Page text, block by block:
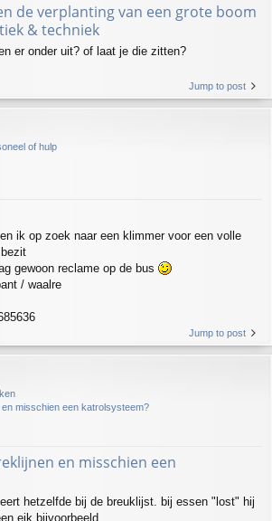
de verplanting van een grote boom
& techniek
er onder uit? of laat je die zitten?
Jump to post
of hulp
ik op zoek naar een klimmer voor een volle
gewoon reclame op de bus
/ waalre
Jump to post
misschien een katrolsysteem?
en misschien een
hetzelfde bij de breuklijst. bij essen "lost" hij
eik bijvoorbeeld.